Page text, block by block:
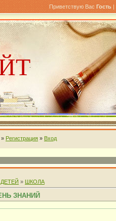
Приветствую Вас Гость |
» Регистрация » Вход
» ШКОЛА
ЗНАНИЙ